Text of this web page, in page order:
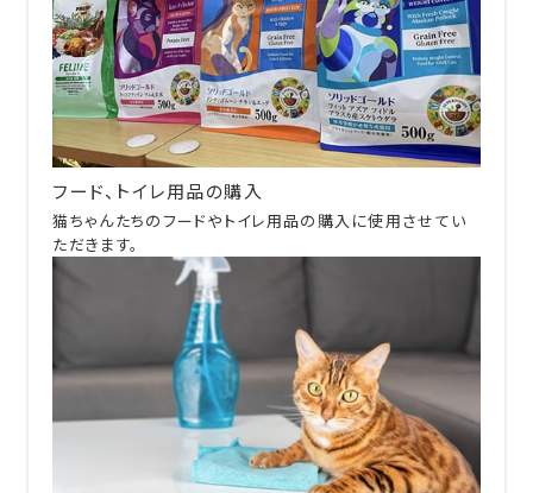
フード、トイレ用品の購入
猫ちゃんたちのフードやトイレ用品の購入に使用させてい
ただきます。